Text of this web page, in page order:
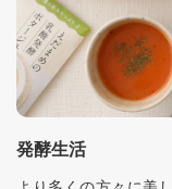
発酵生活